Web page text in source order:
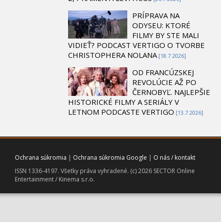
PRÍPRAVA NA
ODYSEU: KTORÉ
FILMY BY STE MALI
VIDIEŤ? PODCAST VERTIGO O TVORBE
CHRISTOPHERA NOLANA [18.7 2026]
OD FRANCÚZSKEJ
REVOLÚCIE AŽ PO
ČERNOBYĽ. NAJLEPŠIE
HISTORICKÉ FILMY A SERIÁLY V
LETNOM PODCASTE VERTIGO [13.7 2026]
Ochrana súkromia | Ochrana súkromia Google | O nás / kontakt
ISSN 1336-4197. Všetky práva vyhradené. (c) 2026 SECTOR Online
Entertainment / Kinema s.r.o.